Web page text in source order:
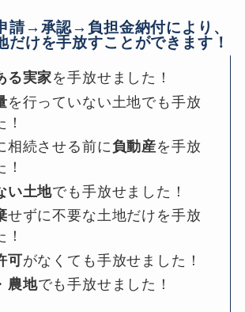
請→承認→負担金納付により、
だけを手放すことができます！
る実家を手放せました！
を行っていない土地でも手放
相続させる前に負動産を手放
い土地でも手放せました！
せずに不要な土地だけを手放
可がなくても手放せました！
農地でも手放せました！